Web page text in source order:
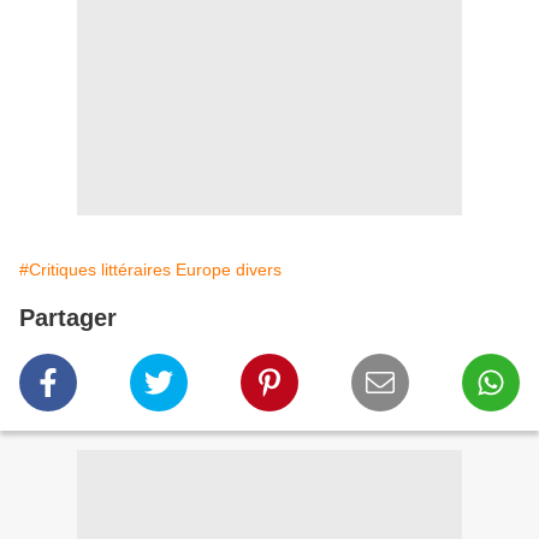
#Critiques littéraires Europe divers
Partager